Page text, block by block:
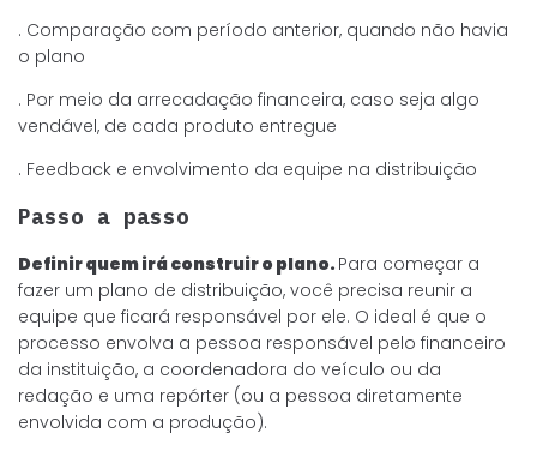
. Comparação com período anterior, quando não havia
o plano
. Por meio da arrecadação financeira, caso seja algo
vendável, de cada produto entregue
. Feedback e envolvimento da equipe na distribuição
Passo a passo
Definir quem irá construir o plano. Para começar a
fazer um plano de distribuição, você precisa reunir a
equipe que ficará responsável por ele. O ideal é que o
processo envolva a pessoa responsável pelo financeiro
da instituição, a coordenadora do veículo ou da
redação e uma repórter (ou a pessoa diretamente
envolvida com a produção).